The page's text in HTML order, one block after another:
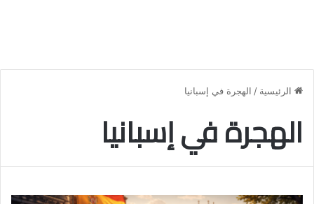
الرئيسية / الهجرة في إسبانيا
الهجرة في إسبانيا